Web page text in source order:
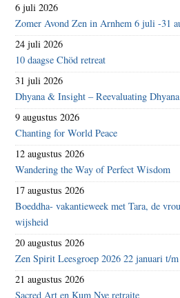
6 juli 2026
Zomer Avond Zen in Arnhem 6 juli -31
24 juli 2026
10 daagse Chöd retreat
31 juli 2026
Dhyana & Insight – Reevaluating Dhyana
9 augustus 2026
Chanting for World Peace
12 augustus 2026
Wandering the Way of Perfect Wisdom
17 augustus 2026
Boeddha- vakantieweek met Tara, de
wijsheid
20 augustus 2026
Zen Spirit Leesgroep 2026 22 januari t/
21 augustus 2026
Sacred Art en Kum Nye retraite